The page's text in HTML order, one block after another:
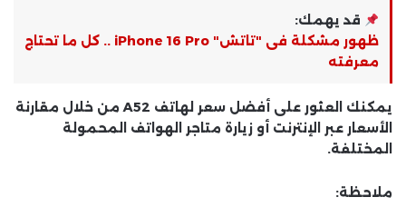
قد يهمك:
ظهور مشكلة فى "تاتش" iPhone 16 Pro .. كل ما تحتاج
معرفته
يمكنك العثور على أفضل سعر لهاتف A52 من خلال مقارنة
الأسعار عبر الإنترنت أو زيارة متاجر الهواتف المحمولة
المختلفة.
ملاحظة: